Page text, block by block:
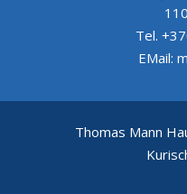
Tel.
EMail:
Thomas Mann